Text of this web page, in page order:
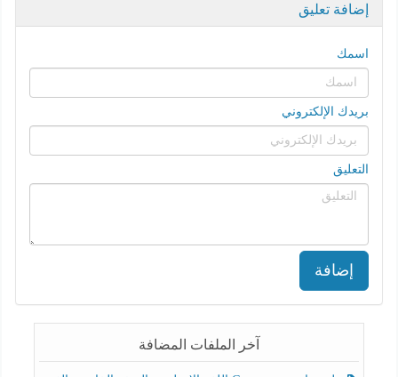
إضافة تعليق
اسمك
بريدك الإلكتروني
التعليق
إضافة
آخر الملفات المضافة